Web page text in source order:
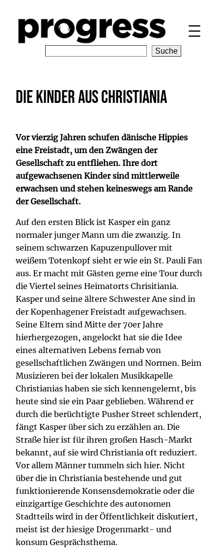
Inhalt
springen
h
Suche
Die Kinder aus Christiania
Vor vierzig Jahren schufen dänische Hippies
eine Freistadt, um den Zwängen der
Gesellschaft zu entfliehen. Ihre dort
aufgewachsenen Kinder sind mittlerweile
erwachsen und stehen keineswegs am Rande
der Gesellschaft.
Auf den ersten Blick ist Kasper ein ganz
normaler junger Mann um die zwanzig. In
seinem schwarzen Kapuzenpullover mit
weißem Totenkopf sieht er wie ein St. Pauli Fan
aus. Er macht mit Gästen gerne eine Tour durch
die Viertel seines Heimatorts Chrisitiania.
Kasper und seine ältere Schwester Ane sind in
der Kopenhagener Freistadt aufgewachsen.
Seine Eltern sind Mitte der 70er Jahre
hierhergezogen, angelockt hat sie die Idee
eines alternativen Lebens fernab von
gesellschaftlichen Zwängen und Normen. Beim
Musizieren bei der lokalen Musikkapelle
Christianias haben sie sich kennengelernt, bis
heute sind sie ein Paar geblieben. Während er
durch die berüchtigte Pusher Street schlendert,
fängt Kasper über sich zu erzählen an. Die
Straße hier ist für ihren großen Hasch-Markt
bekannt, auf sie wird Christiania oft reduziert.
Vor allem Männer tummeln sich hier. Nicht
über die in Christiania bestehende und gut
funktionierende Konsensdemokratie oder die
einzigartige Geschichte des autonomen
Stadtteils wird in der Öffentlichkeit diskutiert,
meist ist der hiesige Drogenmarkt- und
konsum Gesprächsthema.